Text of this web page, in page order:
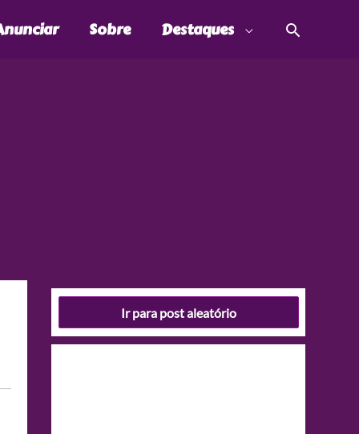
Sobre Destaques
Ir para post aleatório